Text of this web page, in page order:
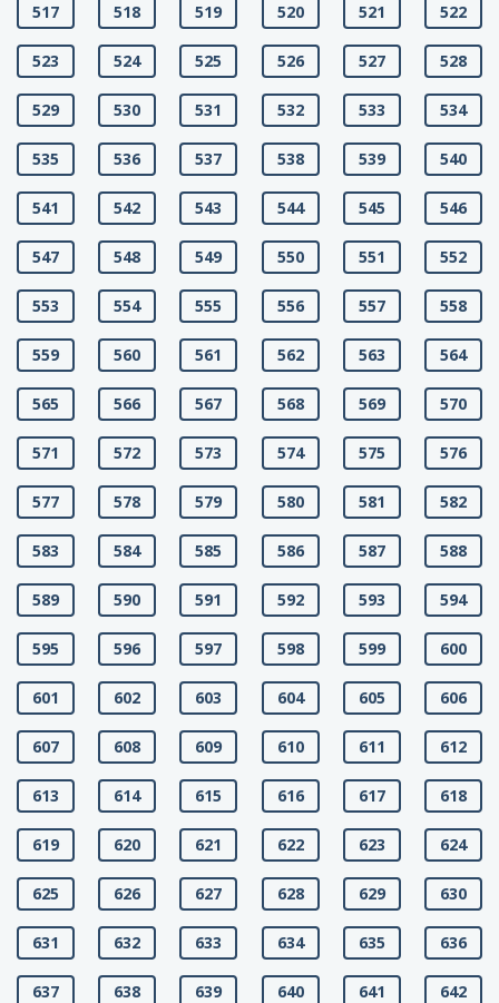
517 518 519 520 521 522
523 524 525 526 527 528
529 530 531 532 533 534
535 536 537 538 539 540
541 542 543 544 545 546
547 548 549 550 551 552
553 554 555 556 557 558
559 560 561 562 563 564
565 566 567 568 569 570
571 572 573 574 575 576
577 578 579 580 581 582
583 584 585 586 587 588
589 590 591 592 593 594
595 596 597 598 599 600
601 602 603 604 605 606
607 608 609 610 611 612
613 614 615 616 617 618
619 620 621 622 623 624
625 626 627 628 629 630
631 632 633 634 635 636
637 638 639 640 641 642